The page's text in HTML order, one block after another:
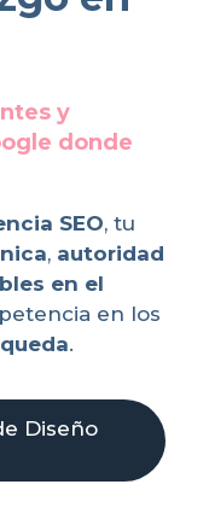
y
donde
SEO, tu
, autoridad
en el
en los
.
Diseño